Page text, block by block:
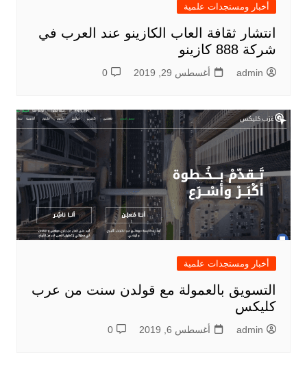
أخبار ومستجدات علمية
انتشار ثقافة العاب الكازينو عند العرب في
شركة 888 كازينو
admin أغسطس 29, 2019 0
أخبار ومستجدات علمية
التسويق بالعمولة مع قولدن سنت من عرب
كليكس
admin أغسطس 6, 2019 0